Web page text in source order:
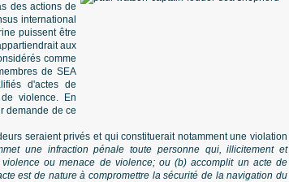
des actions de
international
puissent être
aux
comme
de SEA
d'actes de
violence. En
demande de ce
seraient privés et qui constituerait notamment une violation
une infraction pénale toute personne qui, illicitement et
ou menace de violence; ou (b) accomplit un acte de
est de nature à compromettre la sécurité de la navigation du